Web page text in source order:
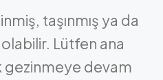
taşınmış ya da
Lütfen ana
devam